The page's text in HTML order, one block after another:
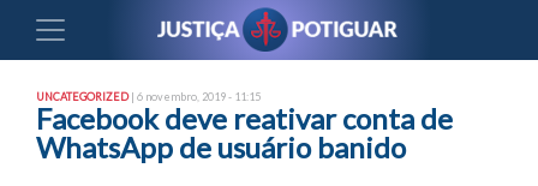
UNCATEGORIZED| 6 novembro, 2019 - 11:15
Facebook deve reativar conta de
WhatsApp de usuário banido